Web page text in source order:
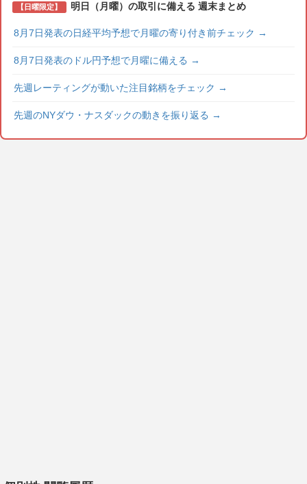
【日曜限定】 明日（月曜）の取引に備える 週末まとめ
8月7日発表の日経平均予想で月曜の寄り付き前チェック →
8月7日発表のドル円予想で月曜に備える →
先週レーティングが動いた注目銘柄をチェック →
先週のNYダウ・ナスダックの動きを振り返る →